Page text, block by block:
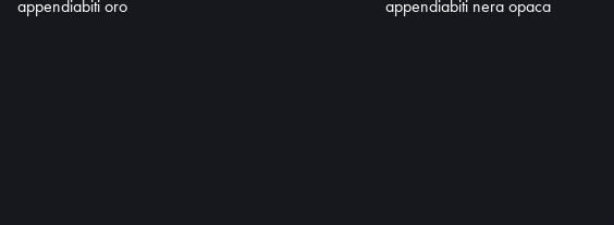
appendiabiti oro
appendiabiti nera opaca